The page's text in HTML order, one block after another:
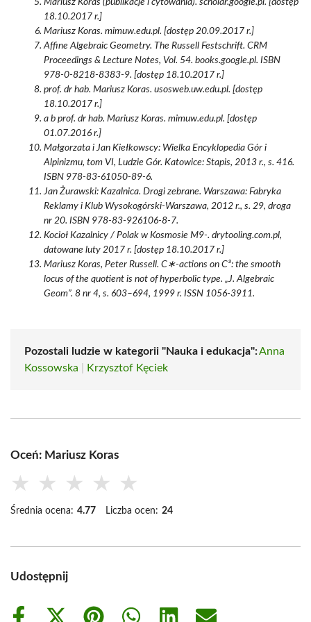
18.10.2017 r.]
Mariusz Koras. mimuw.edu.pl. [dostęp 20.09.2017 r.]
Affine Algebraic Geometry. The Russell Festschrift. CRM
Proceedings & Lecture Notes, Vol. 54. books.google.pl. ISBN
978-0-8218-8383-9. [dostęp 18.10.2017 r.]
prof. dr hab. Mariusz Koras. usosweb.uw.edu.pl. [dostęp
18.10.2017 r.]
a b prof. dr hab. Mariusz Koras. mimuw.edu.pl. [dostęp
01.07.2016 r.]
Małgorzata i Jan Kiełkowscy: Wielka Encyklopedia Gór i
Alpinizmu, tom VI, Ludzie Gór. Katowice: Stapis, 2013 r., s. 416.
ISBN 978-83-61050-89-6.
Jan Żurawski: Kazalnica. Drogi zebrane. Warszawa: Fabryka
Reklamy i Klub Wysokogórski-Warszawa, 2012 r., s. 29, droga
nr 20. ISBN 978-83-926106-8-7.
Kocioł Kazalnicy / Polak w Kosmosie M9-. drytooling.com.pl,
datowane luty 2017 r. [dostęp 18.10.2017 r.]
Mariusz Koras, Peter Russell. C∗-actions on C³: the smooth
locus of the quotient is not of hyperbolic type. „J. Algebraic
Geom”. 8 nr 4, s. 603–694, 1999 r. ISSN 1056-3911.
Pozostali ludzie w kategorii "Nauka i edukacja":Anna
Kossowska
Krzysztof Kęciek
Oceń: Mariusz Koras
★ ★ ★ ★ ★
Średnia ocena: 4.77 Liczba ocen: 24
Udostępnij